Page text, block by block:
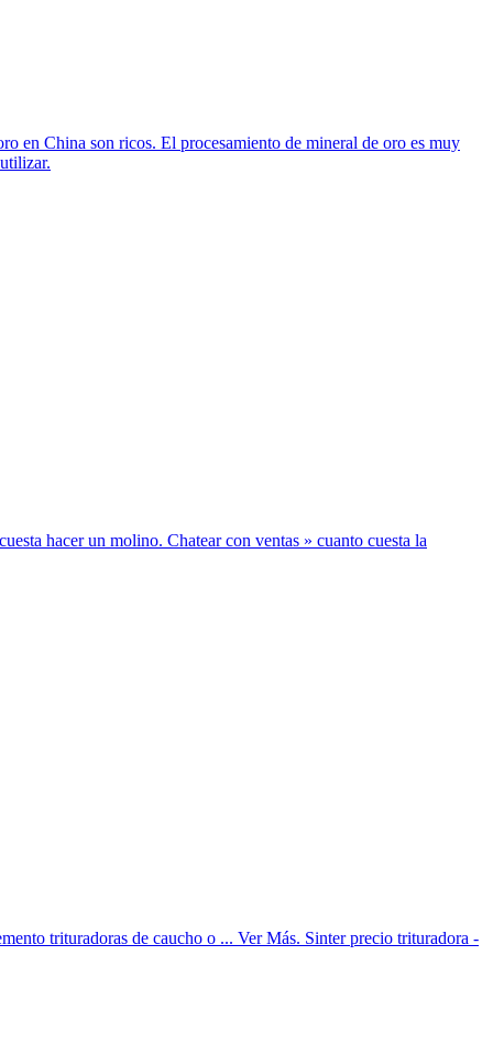
en China son ricos. El procesamiento de mineral de oro es muy
hacer un molino. Chatear con ventas » cuanto cuesta la
trituradoras de caucho o ... Ver Más. Sinter precio trituradora -